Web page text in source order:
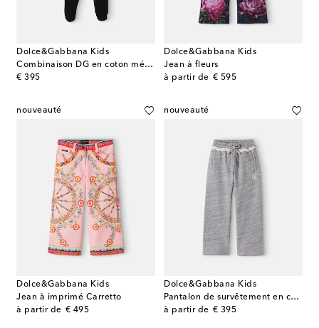
Dolce&Gabbana Kids
Combinaison DG en coton mélangé
€ 395
original price
Dolce&Gabbana Kids
Jean à fleurs
à partir de € 595
original price
nouveauté
Dolce&Gabbana Kids
Jean à imprimé Carretto
à partir de € 495
original price
nouveauté
Dolce&Gabbana Kids
Pantalon de survêtement en coton
à partir de € 395
original price